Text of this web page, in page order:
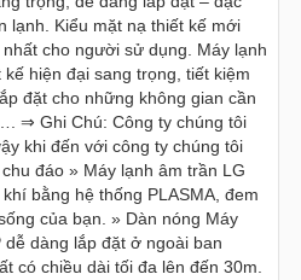
lạnh. Kiểu mặt nạ thiết kế mới
cho người sử dụng. Máy lạnh
hiện đại sang trọng, tiết kiệm
đặt cho những không gian cần
⇒ Ghi Chú: Công ty chúng tôi
khi đến với công ty chúng tôi
đáo » Máy lạnh âm trần LG
bằng hệ thống PLASMA, đem
của bạn. » Dàn nóng Máy
dễ dàng lắp đặt ở ngoài ban
có chiều dài tối đa lên đến 30m.
xe du lịch Pleiku Gia Lai - chuyên
xe xe lịch tại Pleiku, Gia Lai
0906.483.699 - 0916.485.699 -
(Mr Thái) để thuê xe du lịch gia lai